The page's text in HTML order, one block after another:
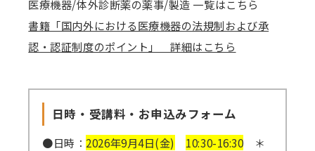
医療機器/体外診断薬の薬事/製造 一覧はこちら
書籍「国内外における医療機器の法規制および承
認・認証制度のポイント」 詳細はこちら
日時・受講料・お申込みフォーム
●日時： 2026年9月4日(金) 10:30-16:30 ＊